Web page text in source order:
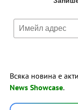
Всяка новина е
News Showcase.